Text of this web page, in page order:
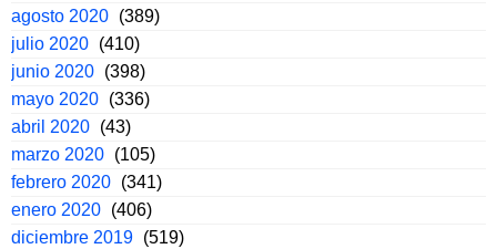
agosto 2020 (389)
julio 2020 (410)
junio 2020 (398)
mayo 2020 (336)
abril 2020 (43)
marzo 2020 (105)
febrero 2020 (341)
enero 2020 (406)
diciembre 2019 (519)